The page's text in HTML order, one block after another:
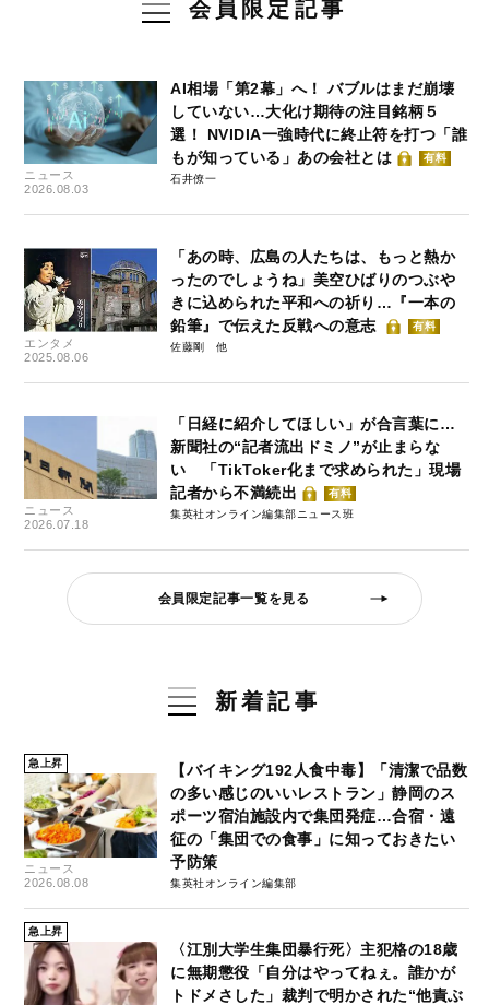
会員限定記事
ニュース
2026.08.03
AI相場「第2幕」へ！ バブルはまだ崩壊
していない…大化け期待の注目銘柄５
選！ NVIDIA一強時代に終止符を打つ「誰
もが知っている」あの会社とは
有料
石井僚一
エンタメ
2025.08.06
「あの時、広島の人たちは、もっと熱か
ったのでしょうね」美空ひばりのつぶや
きに込められた平和への祈り…『一本の
鉛筆』で伝えた反戦への意志
有料
佐藤剛
ニュース
2026.07.18
「日経に紹介してほしい」が合言葉に…
新聞社の“記者流出ドミノ”が止まらな
い 「TikToker化まで求められた」現場
記者から不満続出
有料
集英社オンライン編集部ニュース班
会員限定記事一覧を見る
新着記事
急上昇
ニュース
2026.08.08
【バイキング192人食中毒】「清潔で品数
の多い感じのいいレストラン」静岡のス
ポーツ宿泊施設内で集団発症…合宿・遠
征の「集団での食事」に知っておきたい
予防策
集英社オンライン編集部
急上昇
〈江別大学生集団暴行死〉主犯格の18歳
に無期懲役「自分はやってねぇ。誰かが
トドメさした」裁判で明かされた“他責ぶ